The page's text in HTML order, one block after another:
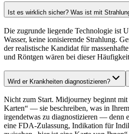
Ist es wirklich sicher? Was ist mit
Die zugrunde liegende Technologie ist
Wasser, keine ionisierende Strahlung.
der realistische Kandidat für
und Röntgen wären bei dieser
Wird er Krankheiten diagnostizieren?
Nicht zum Start. Midjourney beginnt
Karten“ — sie beschreiben, was in
irgendetwas zu diagnostizieren — denn
eine FDA-Zulassung, Indikation für